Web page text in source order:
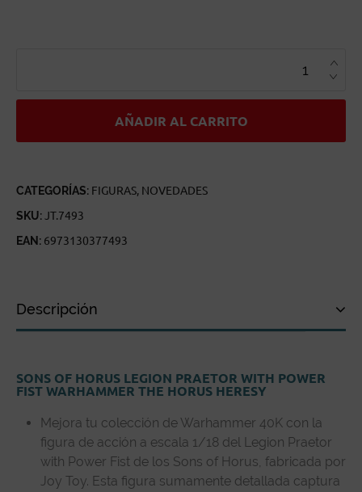
WITH
CANTIDAD
AÑADIR AL CARRITO
CATEGORÍAS: FIGURAS, NOVEDADES
SKU:JT.7493
EAN: 6973130377493
Descripción
Especificaciones técnicas
Reseñas de clientes
SONS OF HORUS LEGION PRAETOR WITH POWER
FIST WARHAMMER THE HORUS HERESY
Mejora tu colección de Warhammer 40K con la
figura de acción a escala 1/18 del Legion Praetor
with Power Fist de los Sons of Horus, fabricada por
Joy Toy. Esta figura sumamente detallada captura